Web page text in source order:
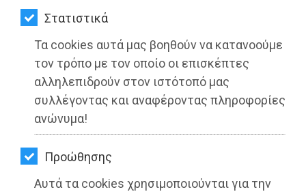
Στατιστικά
Τα cookies αυτά μας βοηθούν να κατανοούμε
τον τρόπο με τον οποίο οι επισκέπτες
αλληλεπιδρούν στον ιστότοπό μας
συλλέγοντας και αναφέροντας πληροφορίες
ανώνυμα!
Προώθησης
Αυτά τα cookies χρησιμοποιούνται για την
LIFESTYLE
ΤΑΞΙΔΙΑ
ΕΞΟΔΟΣ
ΠΕΡΙΒΑΛΛΟΝ
ΚΑΤΟΙΚΙΔΙΟ
ΑΓΓΕΛΙΕΣ